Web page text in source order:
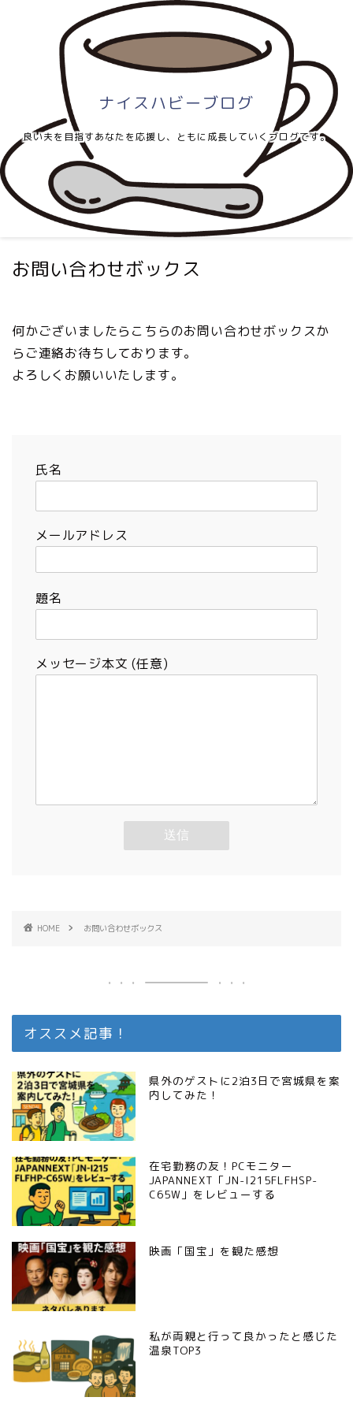
ナイスハビーブログ
良い夫を目指すあなたを応援し、ともに成長していくブログです。
お問い合わせボックス
何かございましたらこちらのお問い合わせボックスか
らご連絡お待ちしております。
よろしくお願いいたします。
氏名
メールアドレス
題名
メッセージ本文 (任意)
HOME お問い合わせボックス
オススメ記事！
県外のゲストに2泊3日で宮城県を案
内してみた！
在宅勤務の友！PCモニター
JAPANNEXT「JN-I215FLFHSP-
C65W」をレビューする
映画「国宝」を観た感想
私が両親と行って良かったと感じた
温泉TOP3